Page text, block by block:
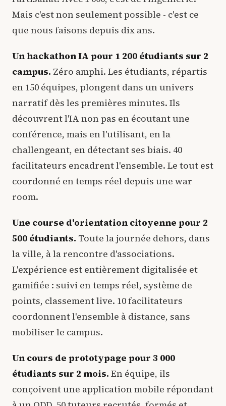
Mais c'est non seulement possible - c'est ce
que nous faisons depuis dix ans.
Un hackathon IA pour 1 200 étudiants sur 2
campus. Zéro amphi. Les étudiants, répartis
en 150 équipes, plongent dans un univers
narratif dès les premières minutes. Ils
découvrent l'IA non pas en écoutant une
conférence, mais en l'utilisant, en la
challengeant, en détectant ses biais. 40
facilitateurs encadrent l'ensemble. Le tout est
coordonné en temps réel depuis une war
room.
Une course d'orientation citoyenne pour 2
500 étudiants. Toute la journée dehors, dans
la ville, à la rencontre d'associations.
L'expérience est entièrement digitalisée et
gamifiée : suivi en temps réel, système de
points, classement live. 10 facilitateurs
coordonnent l'ensemble à distance, sans
mobiliser le campus.
Un cours de prototypage pour 3 000
étudiants sur 2 mois. En équipe, ils
conçoivent une application mobile répondant